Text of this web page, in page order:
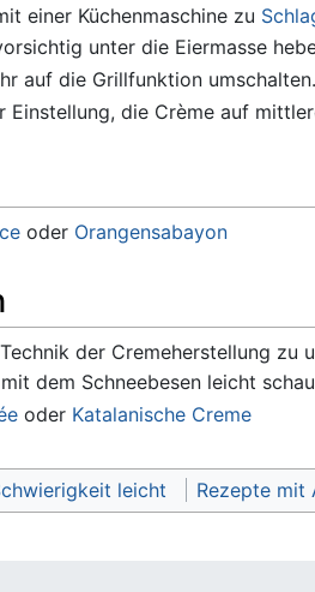
einer Küchenmaschine zu
unter die Eiermasse
auf die Grillfunktion umschalten.
Einstellung, die Crème auf
oder Orangensabayon
der Cremeherstellung zu
mit dem Schneebesen leicht
oder Katalanische Creme
leicht Rezepte mit